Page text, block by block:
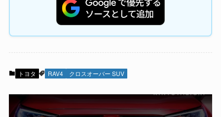
トヨタ RAV4 クロスオーバー SUV